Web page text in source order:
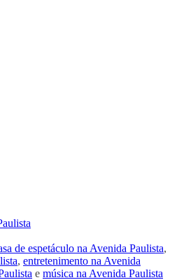
de espetáculo na Avenida Paulista,
, entretenimento na Avenida
e música na Avenida Paulista